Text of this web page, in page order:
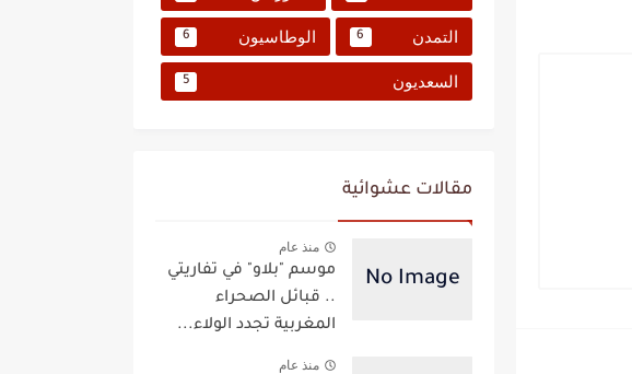
التمدن 6 الوطاسيون 6
السعديون 5
مقالات عشوائية
منذ عام
موسم "بلاو" في تفاريتي
.. قبائل الصحراء
المغربية تجدد الولاء...
منذ عام